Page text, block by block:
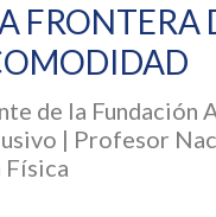
FRONTERA
de la Fundación
| Profesor
Física